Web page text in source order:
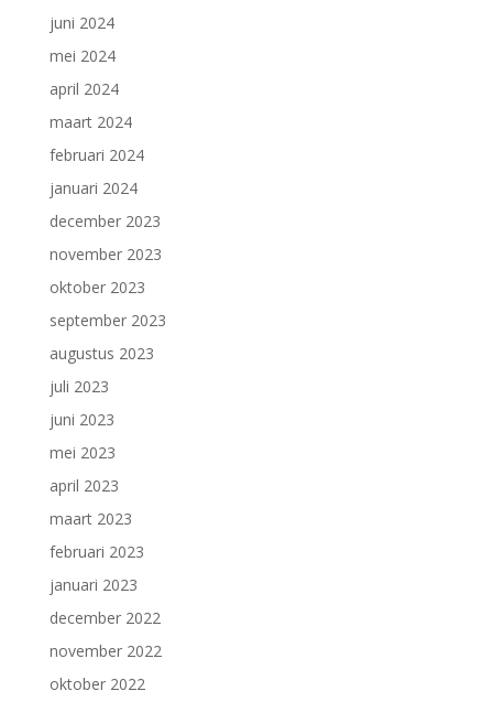
juni 2024
mei 2024
april 2024
maart 2024
februari 2024
januari 2024
december 2023
november 2023
oktober 2023
september 2023
augustus 2023
juli 2023
juni 2023
mei 2023
april 2023
maart 2023
februari 2023
januari 2023
december 2022
november 2022
oktober 2022